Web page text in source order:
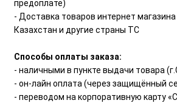
предоплате)
- Доставка товаров интернет
Казахстан и другие страны ТС
Способы оплаты заказа:
- наличными в пункте выдачи товара
- он-лайн оплата (через защищённый
- переводом на корпоративную карту